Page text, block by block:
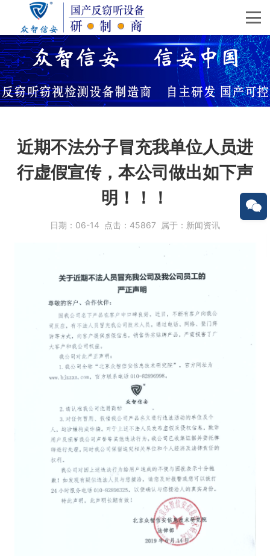
近期不法分子冒充我单位人员进
行虚假宣传，本公司做出如下声
明！！！
日期： 06-14 点击： 45867 属于： 新闻资讯